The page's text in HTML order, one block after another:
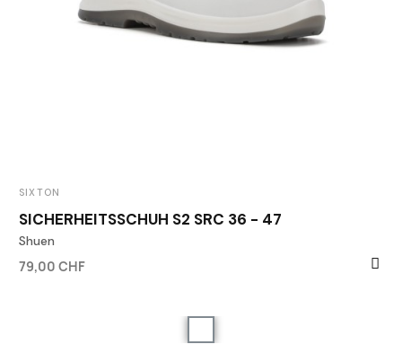
SIXTON
SICHERHEITSSCHUH S2 SRC 36 - 47
Shuen
79,00 CHF